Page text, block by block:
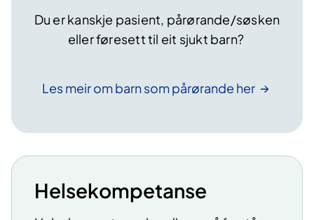
Du er kanskje pasient, pårørande/søsken
eller føresett til eit sjukt barn?
Les meir om barn som pårørande her
Helsekompetanse